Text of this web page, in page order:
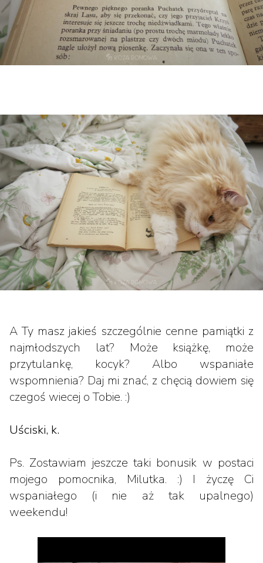
A Ty masz jakieś szczególnie cenne pamiątki z
najmłodszych lat? Może książkę, może
przytulankę, kocyk? Albo wspaniałe
wspomnienia? Daj mi znać, z chęcią dowiem się
czegoś wiecej o Tobie. :)
Uściski, k.
Ps. Zostawiam jeszcze taki bonusik w postaci
mojego pomocnika, Milutka. :) I życzę Ci
wspaniałego (i nie aż tak upalnego)
weekendu!